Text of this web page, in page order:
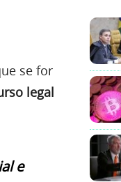
se for
legal
e